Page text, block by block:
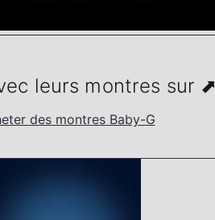
leurs montres sur ⬈
des montres Baby-G